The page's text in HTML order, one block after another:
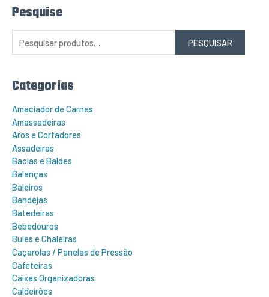
Pesquise
P
e
i
p
:
PESQUISAR
Categorias
Amaciador de Carnes
Amassadeiras
Aros e Cortadores
Assadeiras
Bacias e Baldes
Balanças
Baleiros
Bandejas
Batedeiras
Bebedouros
Bules e Chaleiras
Caçarolas / Panelas de Pressão
Cafeteiras
Caixas Organizadoras
Caldeirões